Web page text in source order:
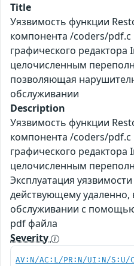
Title
Уязвимость функции
компонента /coders/pdf.c
графического редактора
целочисленным
позволяющая
обслуживании
Description
Уязвимость функции
компонента /coders/pdf.c
графического редактора
целочисленным
Эксплуатация
действующему удаленно,
обслуживании с
pdf файла
Severity
AV:N/AC:L/PR:N/UI:N/